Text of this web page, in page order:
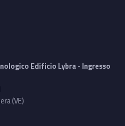
Edificio Lybra - Ingresso
(VE)